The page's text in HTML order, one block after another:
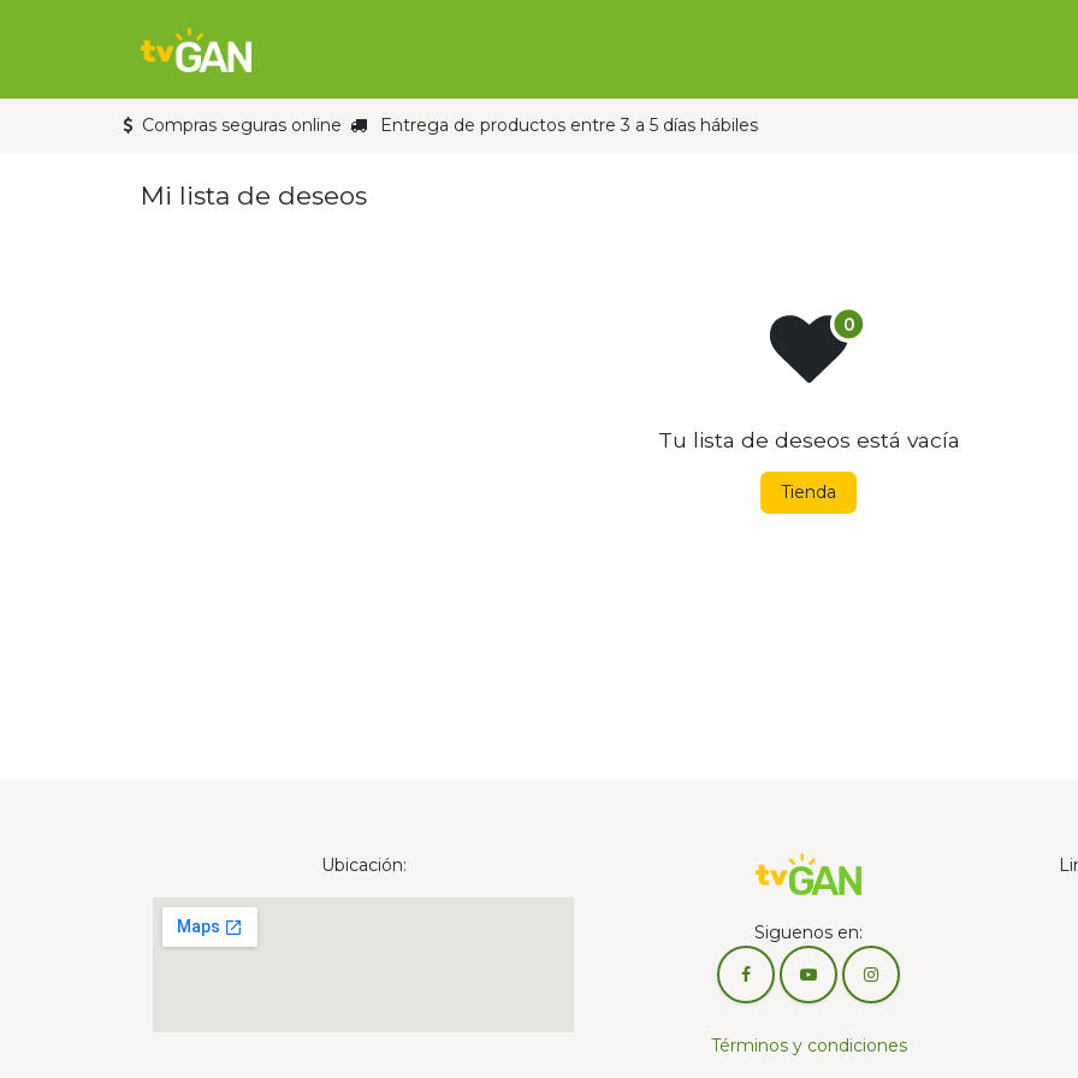
Compras seguras online Entrega de productos entre 3 a 5 días hábiles
Mi lista de deseos
Tu lista de deseos está vacía
Tienda
Ubicación:
Siguenos en:
Términos y condiciones